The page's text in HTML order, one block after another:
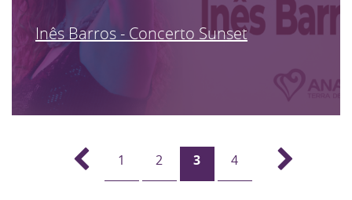
Inês Barros - Concerto Sunset
1 2 3 4